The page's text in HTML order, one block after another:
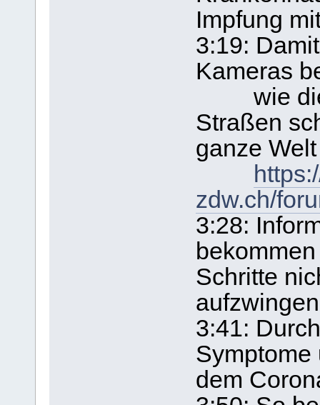
Impfung
3:19:
Kameras
wie die
Straßen
ganze
zdw.ch/
3:28:
Schritte
3:41:
Symptome
dem